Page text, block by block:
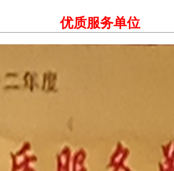
优质服务单位